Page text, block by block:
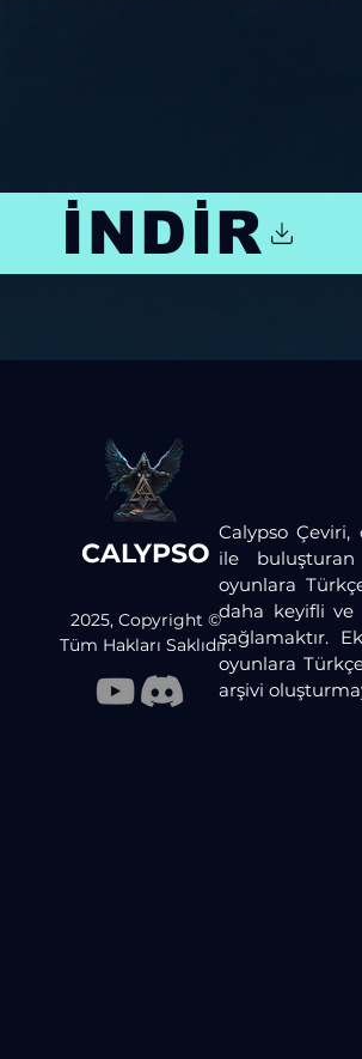
İNDİR
CALYPSO
2025, Copyright ©
Tüm Hakları Saklıdır.
Calypso
ile
oyunlara
daha keyifli ve
sağlamaktır.
oyunlara
arşivi